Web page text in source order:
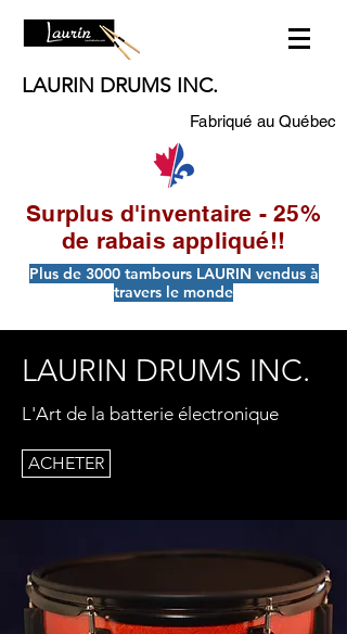
LAURIN DRUMS INC.
Fabriqué au Québec
Surplus d'inventaire - 25%
de rabais appliqué!!
Plus de 3000 tambours LAURIN vendus à
travers le monde
LAURIN DRUMS INC.
L'Art de la batterie électronique
ACHETER